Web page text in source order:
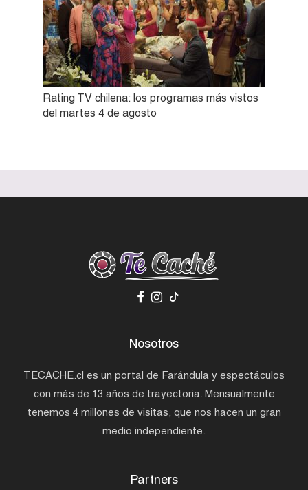
Rating TV chilena: los programas más vistos
del martes 4 de agosto
Nosotros
TECACHE.cl es un portal de Farándula y espectáculos
con más de 13 años de trayectoria. Mensualmente
tenemos 4 millones de visitas, que nos hacen un gran
medio independiente.
Partners